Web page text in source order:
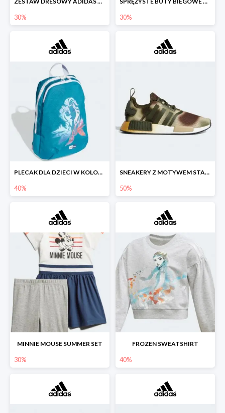
30% 30%
PLECAK DLA DZIECI W KOLORZE ZIMNEGO BŁĘKITU OZDOBIONY WIZERUNKIEM ELSY
40%
SNEAKERY Z MOTYWEM STAR WARS™ W TECHNICZNYM STYLU.
50%
MINNIE MOUSE SUMMER SET
30%
FROZEN SWEATSHIRT
40%